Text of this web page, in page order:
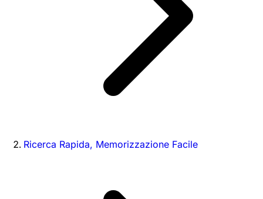
Ricerca Rapida, Memorizzazione Facile